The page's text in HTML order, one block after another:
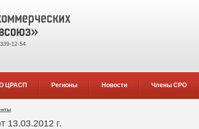
12-54
ЦРАСП Регионы Новости Члены СРО
13.03.2012 г.